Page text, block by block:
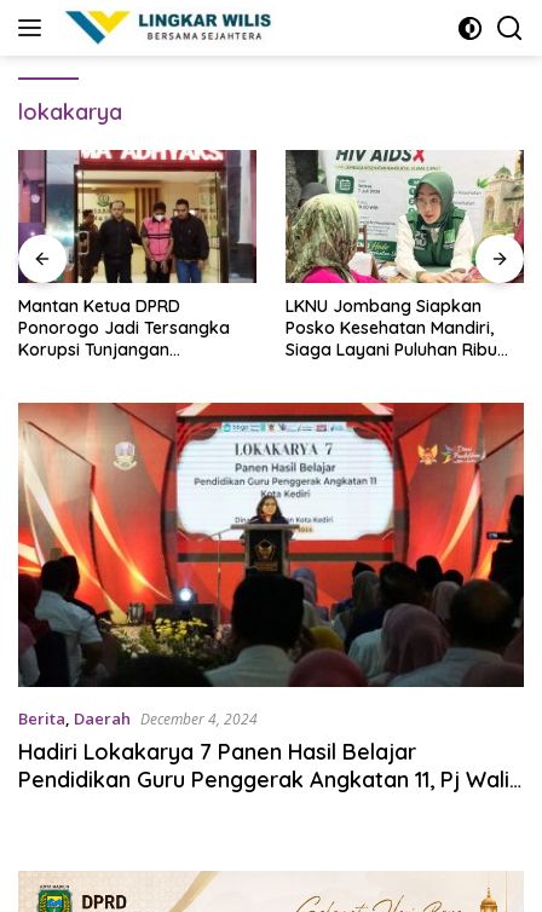
lokakarya
Mantan Ketua DPRD
Ponorogo Jadi Tersangka
Korupsi Tunjangan
LKNU Jombang Siapkan
Posko Kesehatan Mandiri,
Siaga Layani Puluhan Ribu
Berita, Daerah December 4, 2024
Hadiri Lokakarya 7 Panen Hasil Belajar
Pendidikan Guru Penggerak Angkatan 11, Pj Wali